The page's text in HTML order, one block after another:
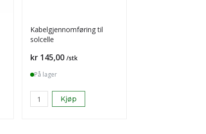
Kabelgjennomføring til
solcelle
Pris
kr 145,00 /stk
På lager
Kjøp